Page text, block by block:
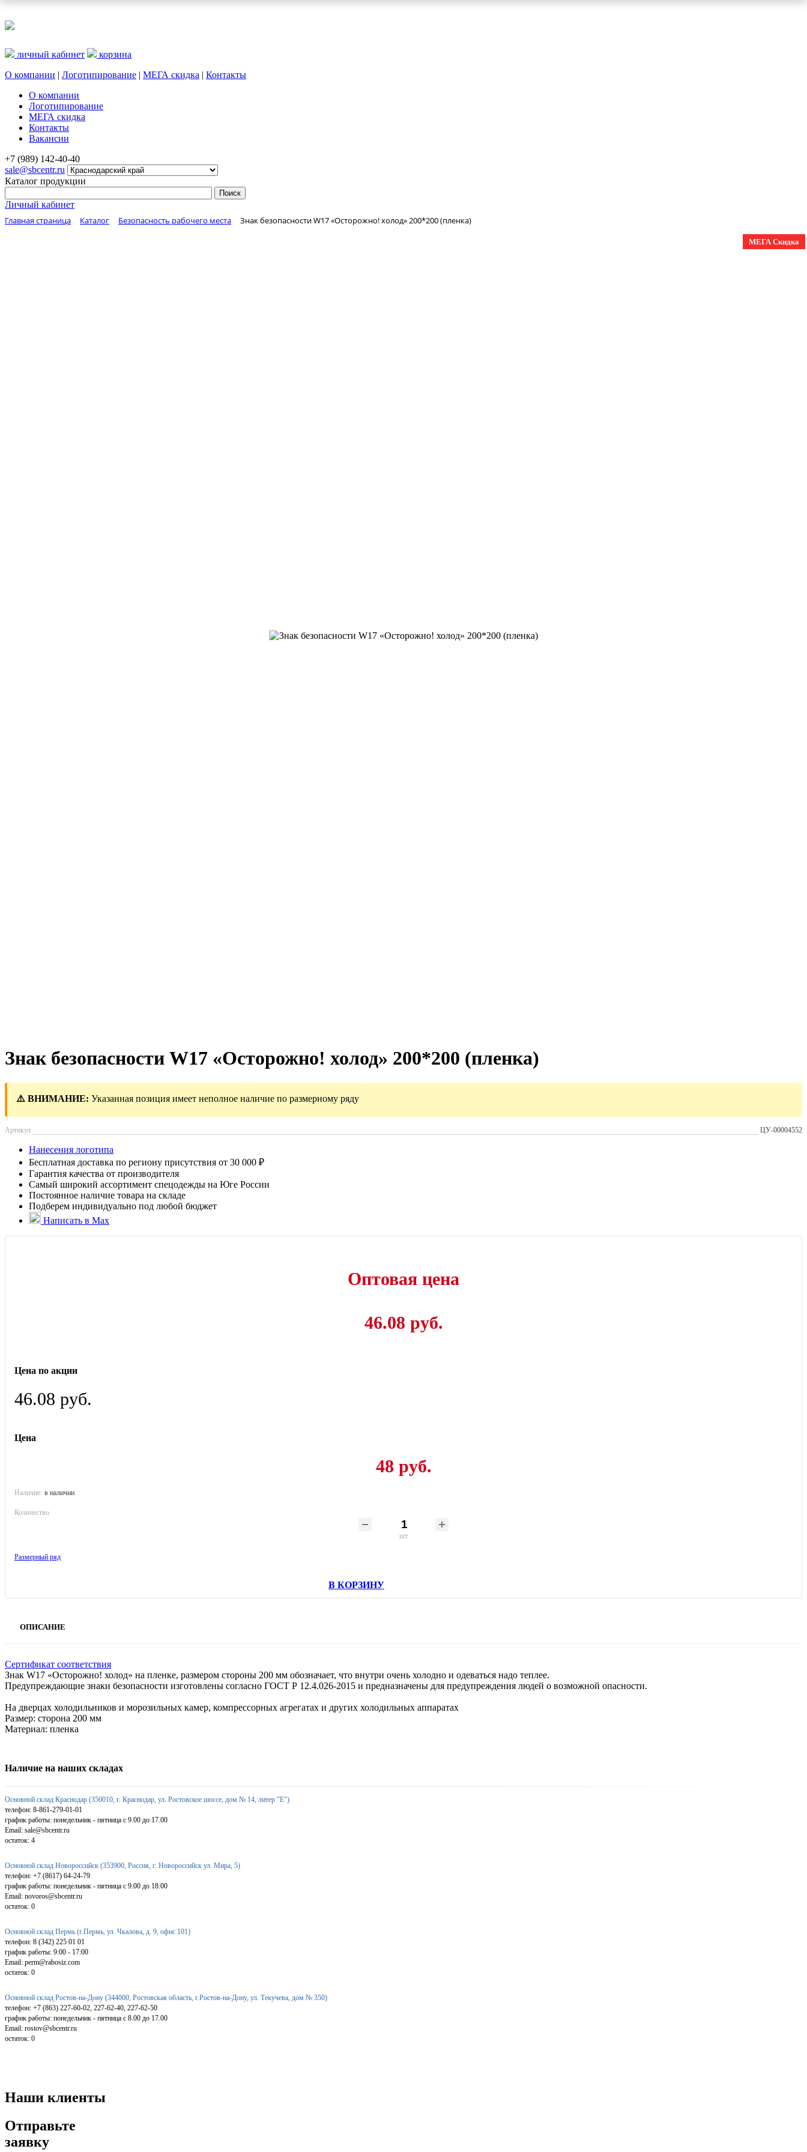
личный кабинет
корзина
О компании | Логотипирование | МЕГА скидка | Контакты
О компании
Логотипирование
МЕГА скидка
Контакты
Вакансии
+7 (989) 142-40-40
sale@sbcentr.ru
Каталог продукции
Личный кабинет
Главная страница Каталог Безопасность рабочего места Знак безопасности W17 «Осторожно! холод» 200*200 (пленка)
МЕГА Скидка
Знак безопасности W17 «Осторожно! холод» 200*200 (пленка)
⚠️ ВНИМАНИЕ: Указанная позиция имеет неполное наличие по размерному ряду
Артикул ЦУ-00004552
Нанесения логотипа
Бесплатная доставка по региону присутствия от 30 000 ₽
Гарантия качества от производителя
Самый широкий ассортимент спецодежды на Юге России
Постоянное наличие товара на складе
Подберем индивидуально под любой бюджет
Написать в Max
Оптовая цена
46.08 руб.
Цена по акции
46.08 руб.
Цена
48 руб.
Наличие: в наличии
Количество
шт
Размерный ряд
В КОРЗИНУ
ОПИСАНИЕ
Сертификат соответствия
Знак W17 «Осторожно! холод» на пленке, размером стороны 200 мм обозначает, что внутри очень холодно и одеваться надо теплее.
Предупреждающие знаки безопасности изготовлены согласно ГОСТ Р 12.4.026-2015 и предназначены для предупреждения людей о возможной опасности.
На дверцах холодильников и морозильных камер, компрессорных агрегатах и других холодильных аппаратах
Размер: сторона 200 мм
Материал: пленка
Наличие на наших складах
Основной склад Краснодар (350010, г. Краснодар, ул. Ростовское шоссе, дом № 14, литер "Е")
телефон: 8-861-279-01-01
график работы: понедельник - пятница с 9.00 до 17.00
Email: sale@sbcentr.ru
остаток: 4
Основной склад Новороссийск (353900, Россия, г. Новороссийск ул. Мира, 5)
телефон: +7 (8617) 64-24-79
график работы: понедельник - пятница с 9.00 до 18:00
Email: novoros@sbcentr.ru
остаток: 0
Основной склад Пермь (г.Пермь, ул. Чкалова, д. 9, офис 101)
телефон: 8 (342) 225 01 01
график работы: 9:00 - 17:00
Email: perm@rabosiz.com
остаток: 0
Основной склад Ростов-на-Дону (344000, Ростовская область, г.Ростов-на-Дону, ул. Текучева, дом № 350)
телефон: +7 (863) 227-60-02, 227-62-40, 227-62-50
график работы: понедельник - пятница с 8.00 до 17.00
Email: rostov@sbcentr.ru
остаток: 0
Наши клиенты
Отправьте
заявку